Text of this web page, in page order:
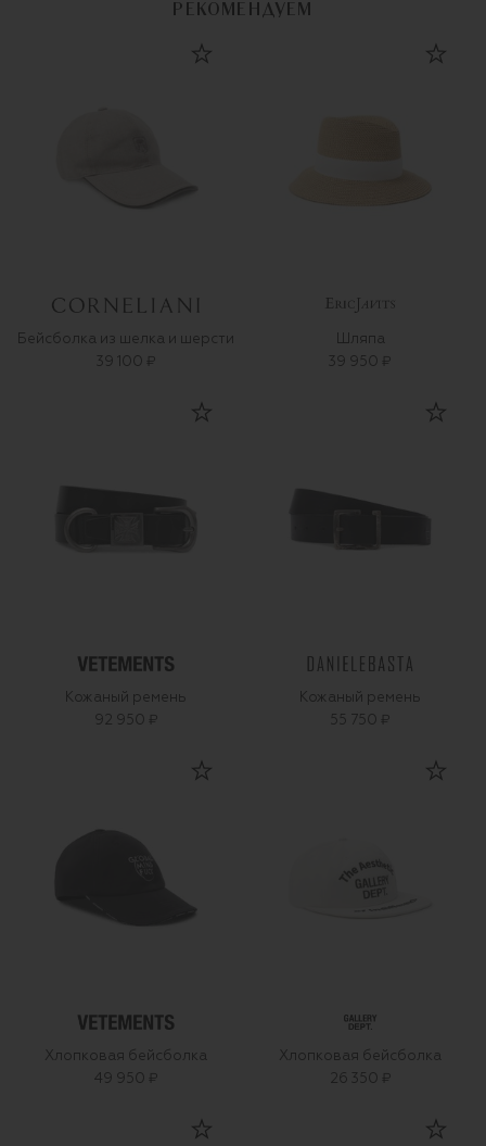
РЕКОМЕНДУЕМ
Бейсболка из шелка и шерсти
39 100 ₽
Шляпа
39 950 ₽
Кожаный ремень
92 950 ₽
Кожаный ремень
55 750 ₽
Хлопковая бейсболка
49 950 ₽
Хлопковая бейсболка
26 350 ₽